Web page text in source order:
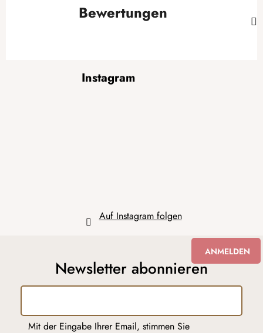
Bewertungen
Instagram
Auf Instagram folgen
Newsletter abonnieren
Mit der Eingabe Ihrer Email, stimmen Sie
ANMELDEN